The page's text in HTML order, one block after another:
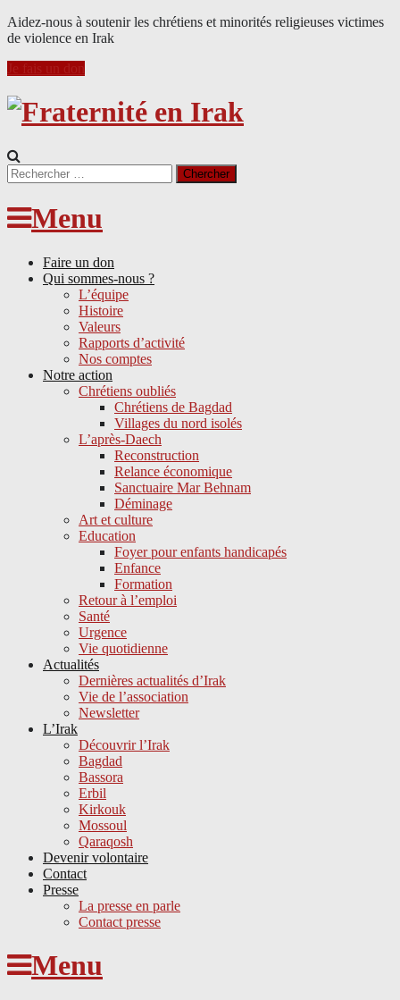
Aidez-nous à soutenir les chrétiens et minorités religieuses victimes
de violence en Irak
Je fais un don
Search
for:
Menu
Faire un don
Qui sommes-nous ?
L’équipe
Histoire
Valeurs
Rapports d’activité
Nos comptes
Notre action
Chrétiens oubliés
Chrétiens de Bagdad
Villages du nord isolés
L’après-Daech
Reconstruction
Relance économique
Sanctuaire Mar Behnam
Déminage
Art et culture
Education
Foyer pour enfants handicapés
Enfance
Formation
Retour à l’emploi
Santé
Urgence
Vie quotidienne
Actualités
Dernières actualités d’Irak
Vie de l’association
Newsletter
L’Irak
Découvrir l’Irak
Bagdad
Bassora
Erbil
Kirkouk
Mossoul
Qaraqosh
Devenir volontaire
Contact
Presse
La presse en parle
Contact presse
Skip
to
content
Menu